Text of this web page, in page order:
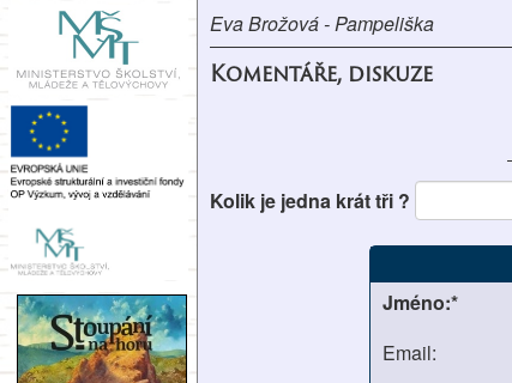
Eva Brožová - Pampeliška
Komentáře, diskuze
Kolik je jedna krát tři ?
Jméno:*
Email: